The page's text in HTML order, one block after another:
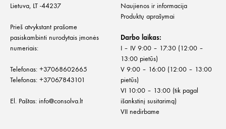
Lietuva, LT -44237
Prieš atvykstant prašome
pasiskambinti nurodytais įmonės
numeriais:
Telefonas: +37068602665
Telefonas: +37067843101
El. Paštas: info@consolva.lt
Naujienos ir informacija
Produktų aprašymai
Darbo laikas:
I – IV 9:00 – 17:30 (12:00 –
13:00 pietūs)
V 9:00 – 16:00 (12:00 – 13:00
pietūs)
VI 10:00 – 13:00 (tik pagal
išankstinį susitarimą)
VII nedirbame